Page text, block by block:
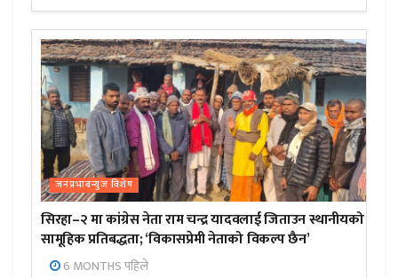
जनप्रभाबन्युज विशेष
सिरहा–२ मा कांग्रेस नेता राम चन्द्र यादवलाई जिताउन स्थानीयको
सामूहिक प्रतिबद्धता; ‘विकासप्रेमी नेताको विकल्प छैन’
6 MONTHS पहिले